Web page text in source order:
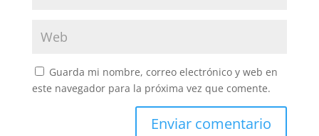
Guarda mi nombre, correo electrónico y web en
este navegador para la próxima vez que comente.